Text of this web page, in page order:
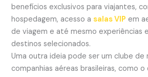
benefícios exclusivos para viajantes,
hospedagem, acesso a salas VIP em
de viagem e até mesmo experiências
destinos selecionados.
Uma outra ideia pode ser um clube de
companhias aéreas brasileiras, como o